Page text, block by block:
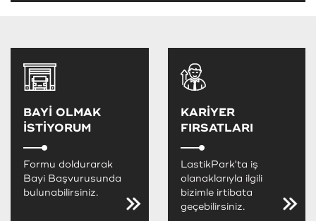
BAYİ OLMAK
İSTİYORUM
Formu doldurarak
Bayi Başvurusunda
bulunabilirsiniz.
KARİYER
FIRSATLARI
LastikPark'ta iş
olanaklarıyla ilgili
bizimle irtibata
geçebilirsiniz.